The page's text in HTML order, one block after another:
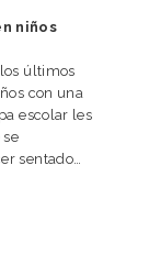
niños
últimos
con una
escolar les
sentado…